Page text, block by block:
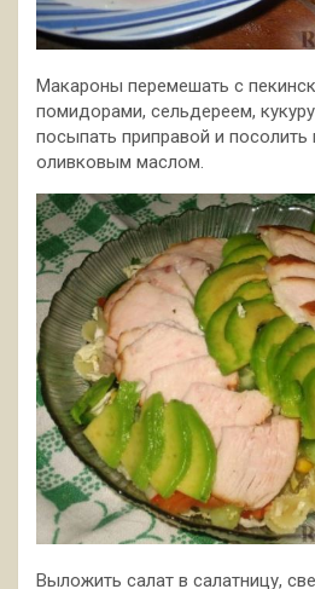
Макароны перемешать с
помидорами, сельдереем,
посыпать приправой и посолить
оливковым маслом.
Выложить салат в салатницу,